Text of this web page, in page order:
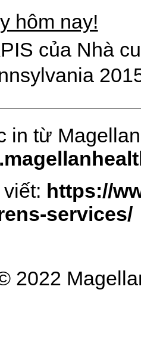
hôm nay!
của Nhà
in từ
https://
services/
2022